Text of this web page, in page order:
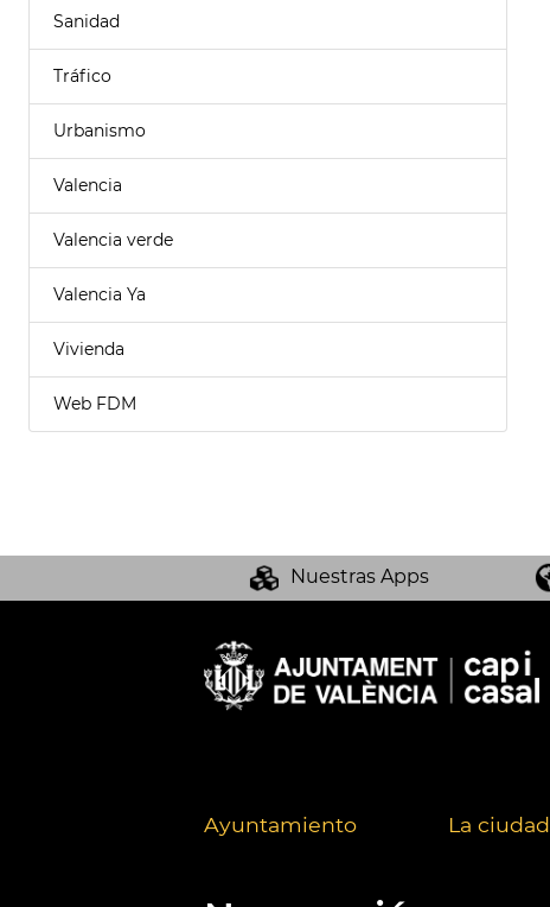
Sanidad
Tráfico
Urbanismo
Valencia
Valencia verde
Valencia Ya
Vivienda
Web FDM
Nuestras Apps
Ayuntamiento La ciudad